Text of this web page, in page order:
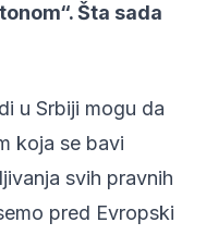
Šta sada
u Srbiji mogu da
koja se bavi
svih pravnih
pred Evropski